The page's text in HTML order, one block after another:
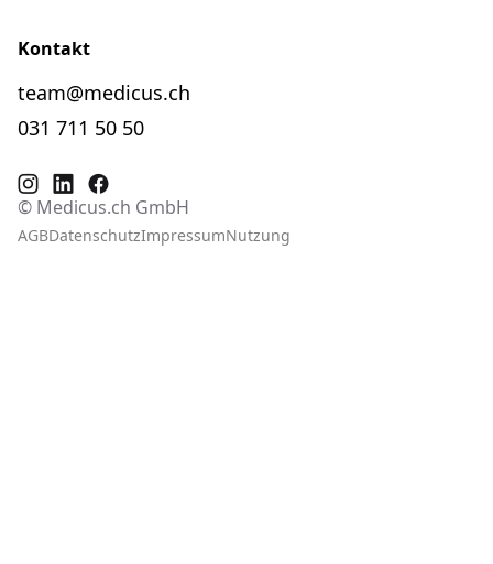
Kontakt
team@medicus.ch
031 711 50 50
© Medicus.ch GmbH
AGBDatenschutzImpressumNutzung